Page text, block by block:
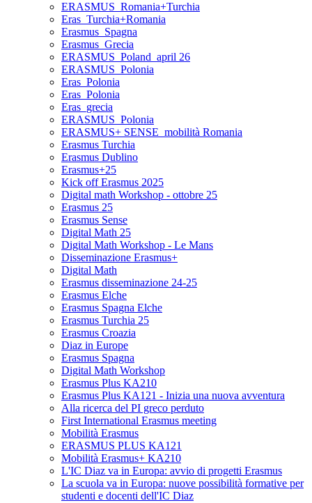
ERASMUS_Romania+Turchia
Eras_Turchia+Romania
Erasmus_Spagna
Erasmus_Grecia
ERASMUS_Poland_april 26
ERASMUS_Polonia
Eras_Polonia
Eras_Polonia
Eras_grecia
ERASMUS_Polonia
ERASMUS+ SENSE_mobilità Romania
Erasmus Turchia
Erasmus Dublino
Erasmus+25
Kick off Erasmus 2025
Digital math Workshop - ottobre 25
Erasmus 25
Erasmus Sense
Digital Math 25
Digital Math Workshop - Le Mans
Disseminazione Erasmus+
Digital Math
Erasmus disseminazione 24-25
Erasmus Elche
Erasmus Spagna Elche
Erasmus Turchia 25
Erasmus Croazia
Diaz in Europe
Erasmus Spagna
Digital Math Workshop
Erasmus Plus KA210
Erasmus Plus KA121 - Inizia una nuova avventura
Alla ricerca del PI greco perduto
First International Erasmus meeting
Mobilità Erasmus
ERASMUS PLUS KA121
Mobilità Erasmus+ KA210
L'IC Diaz va in Europa: avvio di progetti Erasmus
La scuola va in Europa: nuove possibilità formative per
studenti e docenti dell'IC Diaz